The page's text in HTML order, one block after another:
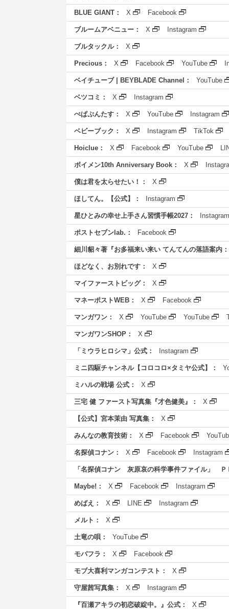
BLUE GIANT： X Facebook
ブルームアベニュー： X Instagram
ブルタックル： X
Precious： X Facebook YouTube
ベイチューブ | BEYBLADE Channel： YouTube
ベツコミ： X Instagram
ぺぱぷんたす： X YouTube Instagram
ベビーブック： X Instagram TikTok
Hoiclue： X Facebook YouTube
ボイメン10th Anniversary Book： X
僕は君を太らせたい！： X
ほしてん。【公式】： Instagram
星ひとみの幸せ上手さん習慣手帳2027： Instagram
ポストセブンlab.： Facebook
細川貂々著『お多福来い来い てんてんの落語案内：
ほどなく、お別れです： X
マイファーストビッグ： X
マネーポストWEB： X Facebook
マンガワン： X YouTube YouTube
マンガワンSHOP： X
「ミウラヒロシマ」公式： Instagram
ミニ四駆チャンネル【コロコロ×タミヤ公式】：
ミハルの戦場 公式： X
三宅 健 ファースト写真集『才色健美』： X
【公式】宮本茉由 写真集： X
みんなの教育技術： X Facebook
名探偵コナン： X Facebook Instagram
「名探偵コナン 灰原哀の科学事件ファイル」 Ｐ
Maybe!： X Facebook Instagram
めばえ： X LINE Instagram
メルト： X
土竜の唄： YouTube
モバフラ： X Facebook
モブ大喜利マンガコンテスト： X
守屋茜写真集： X Instagram
『百瀬アキラの初恋破綻中。』公式： X